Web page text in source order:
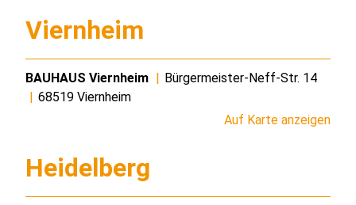
Viernheim
BAUHAUS Viernheim
Bürgermeister-Neff-Str. 14
68519 Viernheim
Auf Karte anzeigen
Heidelberg